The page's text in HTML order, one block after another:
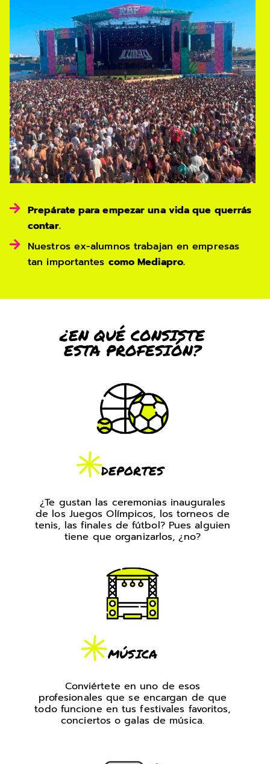
Prepárate para empezar una vida que querrás
contar.
Nuestros ex-alumnos trabajan en empresas
tan importantes como Mediapro.
¿EN QUÉ CONSISTE
ESTA PROFESIÓN?
DEPORTES
¿Te gustan las ceremonias inaugurales
de los Juegos Olímpicos, los torneos de
tenis, las finales de fútbol? Pues alguien
tiene que organizarlos, ¿no?
MÚSICA
Conviértete en uno de esos
profesionales que se encargan de que
todo funcione en tus festivales favoritos,
conciertos o galas de música.